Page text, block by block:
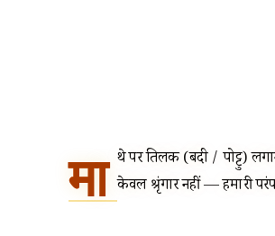
मा थे पर तिलक (बिंदी / पोट्टु)
केवल श्रृंगार नहीं — हमारी